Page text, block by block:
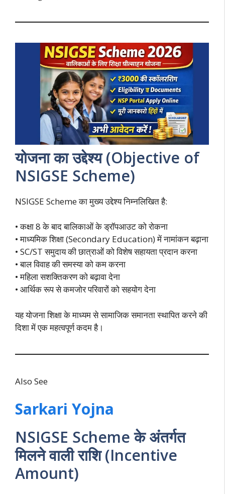
योजना का उद्देश्य (Objective of
NSIGSE Scheme)
NSIGSE Scheme का मुख्य उद्देश्य निम्नलिखित है:
• कक्षा 8 के बाद बालिकाओं के ड्रॉपआउट को रोकना
• माध्यमिक शिक्षा (Secondary Education) में नामांकन बढ़ाना
• SC/ST समुदाय की छात्राओं को विशेष सहायता प्रदान करना
• बाल विवाह की समस्या को कम करना
• महिला सशक्तिकरण को बढ़ावा देना
• आर्थिक रूप से कमजोर परिवारों को सहयोग देना
यह योजना शिक्षा के माध्यम से सामाजिक समानता स्थापित करने की
दिशा में एक महत्वपूर्ण कदम है।
Also See
Sarkari Yojna
NSIGSE Scheme के अंतर्गत
मिलने वाली राशि (Incentive
Amount)